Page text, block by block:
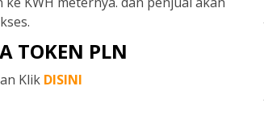
TOKEN PLN
Klik DISINI